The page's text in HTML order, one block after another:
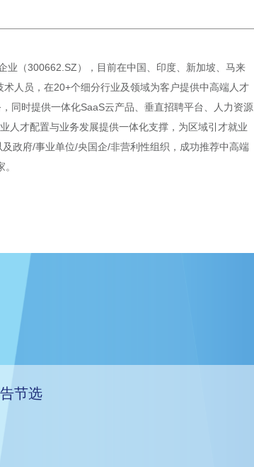
业（300662.SZ），目前在中国、印度、新加坡、马来
人员，在20+个细分行业及领域为客户提供中高端人才
同时提供一体化SaaS云产品、垂直招聘平台、人力资源
人才配置与业务发展提供一体化支撑，为区域引才就业
政府/事业单位/央国企/非营利性组织，成功推荐中高端
节选